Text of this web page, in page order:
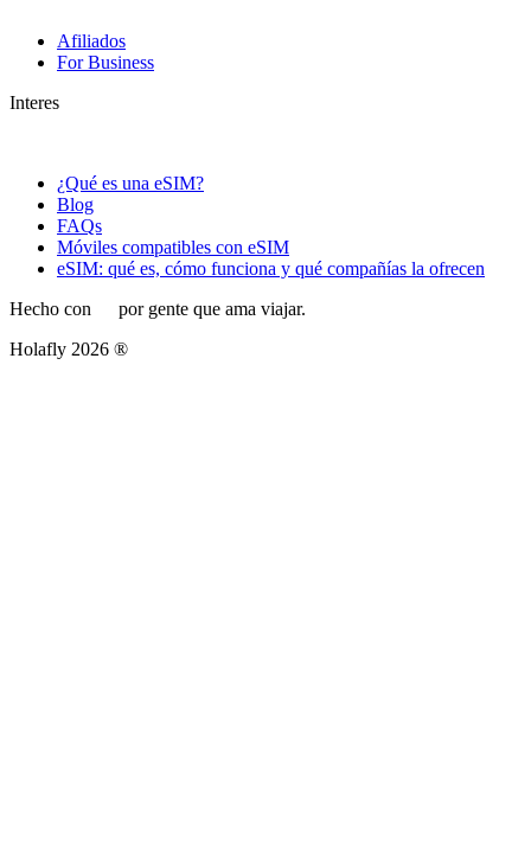
Afiliados
For Business
Interes
¿Qué es una eSIM?
Blog
FAQs
Móviles compatibles con eSIM
eSIM: qué es, cómo funciona y qué compañías la ofrecen
Hecho con
por gente que ama viajar.
Holafly 2026 ®